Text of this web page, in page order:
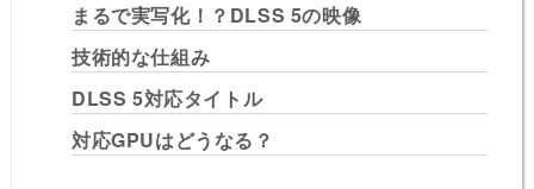
まるで実写化！？DLSS 5の映像
技術的な仕組み
DLSS 5対応タイトル
対応GPUはどうなる？